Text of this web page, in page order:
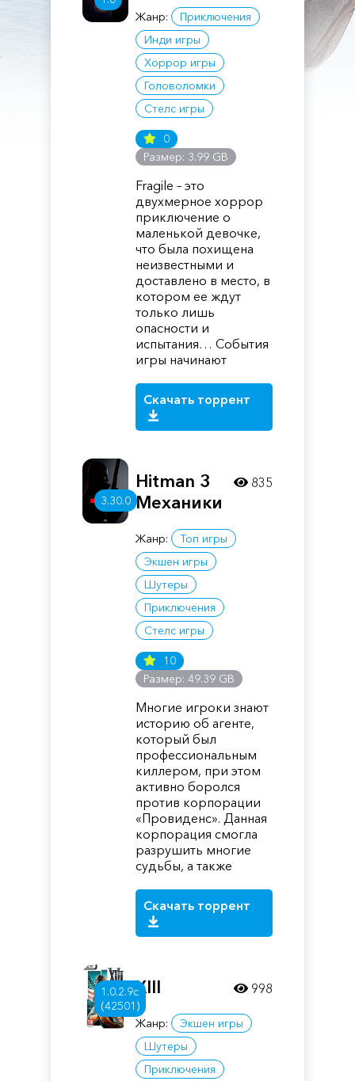
Жанр:
Приключения
Инди игры
Хоррор игры
Головоломки
Стелс игры
0
Размер: 3.99 GB
Fragile – это
двухмерное хоррор
приключение о
маленькой девочке,
что была похищена
неизвестными и
доставлено в место, в
котором ее ждут
только лишь
опасности и
испытания… События
игры начинают
Скачать торрент
3.30.0
Hitman 3
Механики
Жанр:
Топ игры
Экшен игры
Шутеры
Приключения
Стелс игры
10
Размер: 49.39 GB
Многие игроки знают
историю об агенте,
который был
профессиональным
киллером, при этом
активно боролся
против корпорации
«Провиденс». Данная
корпорация смогла
разрушить многие
судьбы, а также
Скачать торрент
835
1.0.2.9c
(42501)
XIII
Жанр:
Экшен игры
Шутеры
Приключения
998